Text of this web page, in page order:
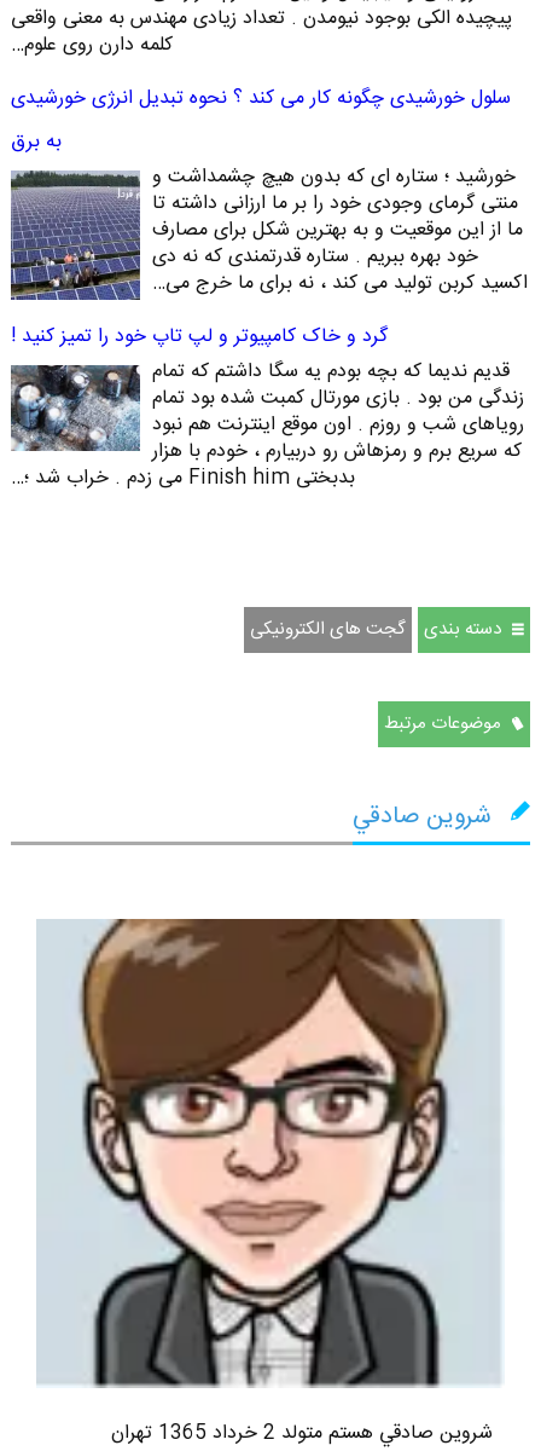
پیچیده الکی بوجود نیومدن . تعداد زیادی مهندس به معنی واقعی
کلمه دارن روی علوم…
سلول خورشیدی چگونه کار می کند ؟ نحوه تبدیل انرژی خورشیدی
به برق
خورشید ؛ ستاره ای که بدون هیچ چشمداشت و
منتی گرمای وجودی خود را بر ما ارزانی داشته تا
ما از این موقعیت و به بهترین شکل برای مصارف
خود بهره ببریم . ستاره قدرتمندی که نه دی
اکسید کربن تولید می کند ، نه برای ما خرج می…
گرد و خاک کامپیوتر و لپ تاپ خود را تمیز کنید !
قدیم ندیما که بچه بودم یه سگا داشتم که تمام
زندگی من بود . بازی مورتال کمبت شده بود تمام
رویاهای شب و روزم . اون موقع اینترنت هم نبود
که سریع برم و رمزهاش رو دربیارم ، خودم با هزار
بدبختی Finish him می زدم . خراب شد ؛…
دسته بندی گجت های الکترونیکی
موضوعات مرتبط
شروين صادقي
شروين صادقي هستم متولد 2 خرداد 1365 تهران